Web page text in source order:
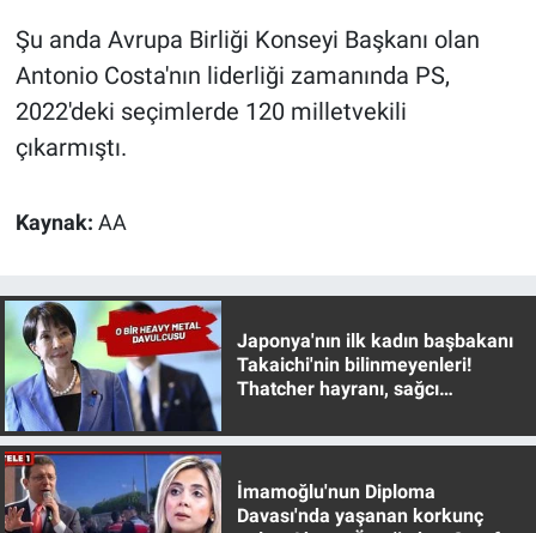
Şu anda Avrupa Birliği Konseyi Başkanı olan
Antonio Costa'nın liderliği zamanında PS,
2022'deki seçimlerde 120 milletvekili
çıkarmıştı.
Kaynak: AA
Japonya'nın ilk kadın başbakanı
Takaichi'nin bilinmeyenleri!
Thatcher hayranı, sağcı
İmamoğlu'nun Diploma
Davası'nda yaşanan korkunç